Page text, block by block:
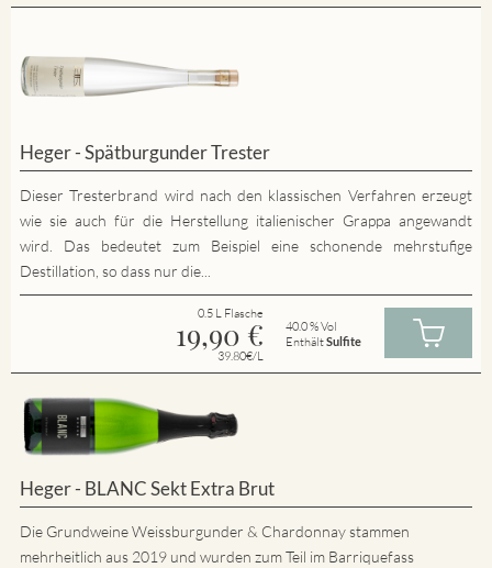
Heger - Spätburgunder Trester
Dieser Tresterbrand wird nach den klassischen Verfahren erzeugt
wie sie auch für die Herstellung italienischer Grappa angewandt
wird. Das bedeutet zum Beispiel eine schonende mehrstufige
Destillation, so dass nur die...
0.5 L Flasche
19,90 €
39.80€/L
40.0 % Vol
EnthältSulfite
Heger - BLANC Sekt Extra Brut
Die Grundweine Weissburgunder & Chardonnay stammen
mehrheitlich aus 2019 und wurden zum Teil im Barriquefass